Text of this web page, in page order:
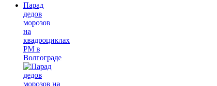
Парад
дедов
морозов
на
квадроциклах
РМ в
Волгограде